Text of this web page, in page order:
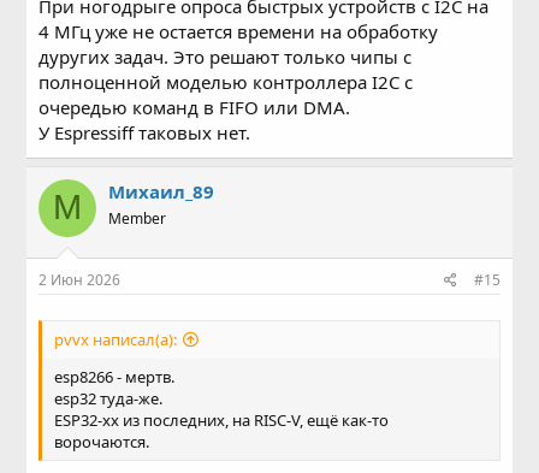
При ногодрыге опроса быстрых устройств с I2C на
4 МГц уже не остается времени на обработку
дуругих задач. Это решают только чипы с
полноценной моделью контроллера I2C c
очередью команд в FIFO или DMA.
У Espressiff таковых нет.
М Михаил_89
Member
2 Июн 2026 #15
pvvx написал(а):
esp8266 - мертв.
esp32 туда-же.
ESP32-xx из последних, на RISC-V, ещё как-то
ворочаются.